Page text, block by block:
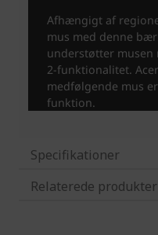
Specifikationer
Relaterede produkter